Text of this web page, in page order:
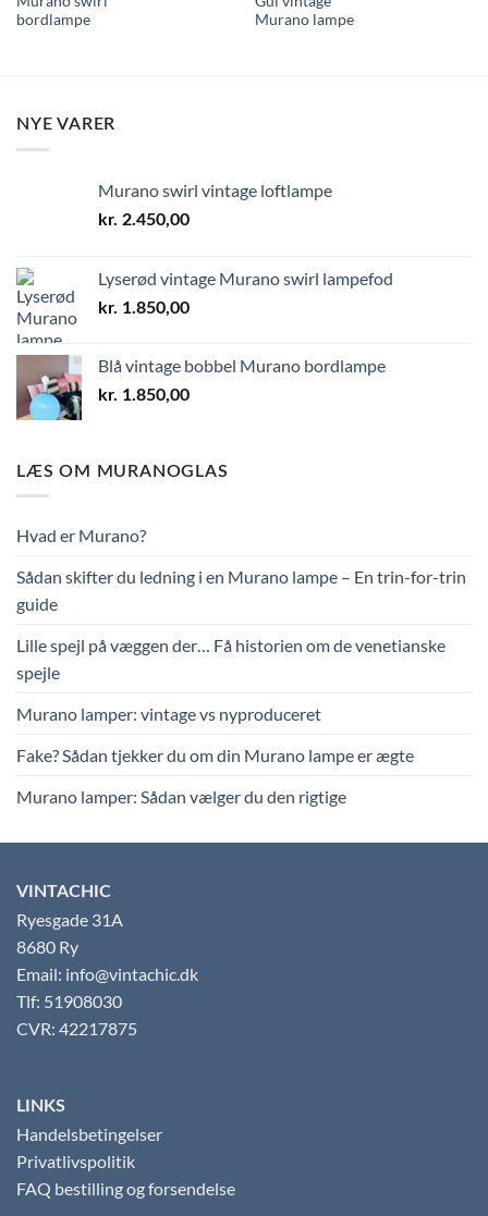
bordlampe
Murano lampe
NYE VARER
Murano swirl vintage loftlampe
kr. 2.450,00
Lyserød vintage Murano swirl lampefod
kr. 1.850,00
Blå vintage bobbel Murano bordlampe
kr. 1.850,00
LÆS OM MURANOGLAS
Hvad er Murano?
Sådan skifter du ledning i en Murano lampe – En trin-for-trin
guide
Lille spejl på væggen der… Få historien om de venetianske
spejle
Murano lamper: vintage vs nyproduceret
Fake? Sådan tjekker du om din Murano lampe er ægte
Murano lamper: Sådan vælger du den rigtige
VINTACHIC
Ryesgade 31A
8680 Ry
Email: info@vintachic.dk
Tlf: 51908030
CVR: 42217875
LINKS
Handelsbetingelser
Privatlivspolitik
FAQ bestilling og forsendelse